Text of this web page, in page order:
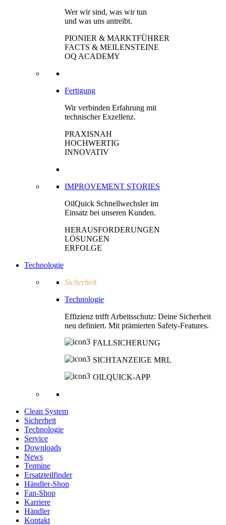
Wer wir sind, was wir tun
und was uns antreibt.
PIONIER & MARKTFÜHRER
FACTS & MEILENSTEINE
OQ ACADEMY
Fertigung
Wir verbinden Erfahrung mit
technischer Exzellenz.
PRAXISNAH
HOCHWERTIG
INNOVATIV
IMPROVEMENT STORIES
OilQuick Schnellwechsler im
Einsatz bei unseren Kunden.
HERAUSFORDERUNGEN
LÖSUNGEN
ERFOLGE
Technologie
Sicherheit
Technologie
Effizienz trifft Arbeitsschutz: Deine Sicherheit
neu definiert. Mit prämierten Safety-Features.
FALLSICHERUNG
SICHTANZEIGE MRL
OILQUICK-APP
Clean System
Sicherheit
Technologie
Service
Downloads
News
Termine
Ersatzteilfinder
Händler-Shop
Fan-Shop
Karriere
Händler
Kontakt